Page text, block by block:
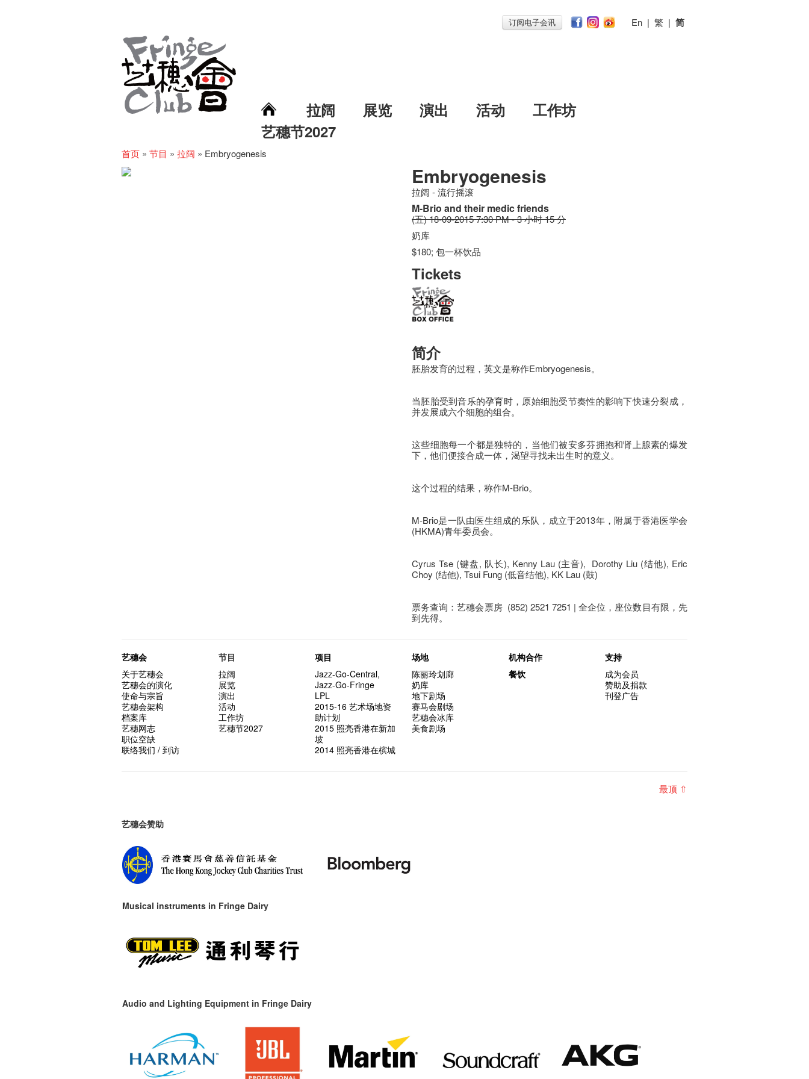
订阅电子会讯 En | 繁 | 简
拉阔 展览 演出 活动
工作坊
艺穗节2027
首页 » 节目 » 拉阔 » Embryogenesis
Embryogenesis
拉阔 - 流行摇滚
M-Brio and their medic friends
(五) 18-09-2015 7:30 PM - 3 小时 15 分
奶库
$180; 包一杯饮品
Tickets
简介
胚胎发育的过程，英文是称作Embryogenesis。
当胚胎受到音乐的孕育时，原始细胞受节奏性的影响下快速分裂成，
并发展成六个细胞的组合。
这些细胞每一个都是独特的，当他们被安多芬拥抱和肾上腺素的爆发
下，他们便接合成一体，渴望寻找未出生时的意义。
这个过程的结果，称作M-Brio。
M-Brio是一队由医生组成的乐队，成立于2013年，附属于香港医学会
(HKMA)青年委员会。
Cyrus Tse (键盘, 队长), Kenny Lau (主音), Dorothy Liu (结他), Eric
Choy (结他), Tsui Fung (低音结他), KK Lau (鼓)
票务查询：艺穗会票房 (852) 2521 7251 | 全企位，座​位​数目​有​限​，先
到先得。
艺穗会
关于艺穗会
艺穗会的演化
使命与宗旨
艺穗会架构
档案库
艺穗网志
职位空缺
联络我们 / 到访
节目
拉阔
展览
演出
活动
工作坊
艺穗节2027
项目
Jazz-Go-Central,
Jazz-Go-Fringe
LPL
2015-16 艺术场地资
助计划
2015 照亮香港在新加
坡
2014 照亮香港在槟城
场地
陈丽玲划廊
奶库
地下剧场
赛马会剧场
艺穗会冰库
美食剧场
机构合作
餐饮
支持
成为会员
赞助及捐款
刊登广告
最顶 ⇧
艺穗会赞助
Musical instruments in Fringe Dairy
Audio and Lighting Equipment in Fringe Dairy